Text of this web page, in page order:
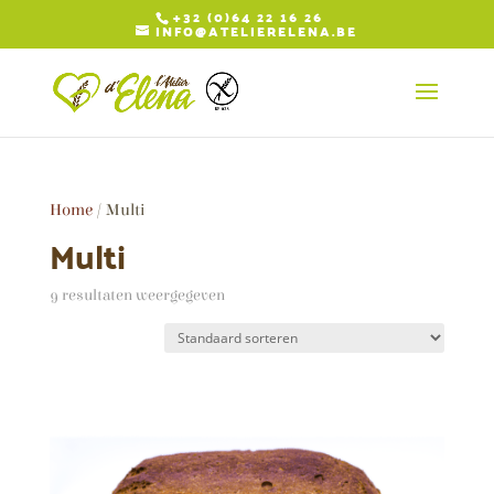
+32 (0)64 22 16 26
INFO@ATELIERELENA.BE
Home/ Multi
Multi
9 resultaten weergegeven